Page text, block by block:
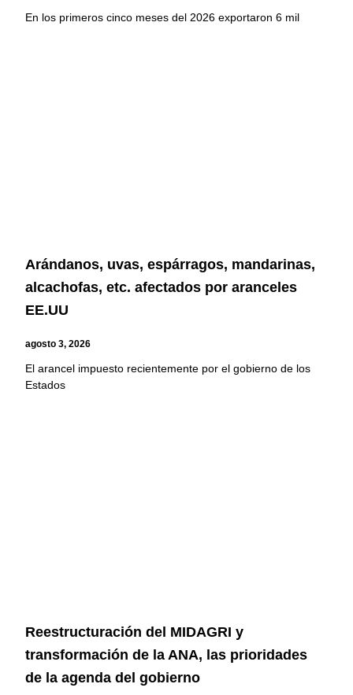
En los primeros cinco meses del 2026 exportaron 6 mil
Arándanos, uvas, espárragos, mandarinas,
alcachofas, etc. afectados por aranceles
EE.UU
agosto 3, 2026
El arancel impuesto recientemente por el gobierno de los
Estados
Reestructuración del MIDAGRI y
transformación de la ANA, las prioridades
de la agenda del gobierno